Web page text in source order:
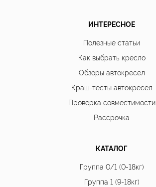
ИНТЕРЕСНОЕ
Полезные статьи
Как выбрать кресло
Обзоры автокресел
Краш-тесты автокресел
Проверка совместимости
Рассрочка
КАТАЛОГ
Группа 0/1 (0-18кг)
Группа 1 (9-18кг)